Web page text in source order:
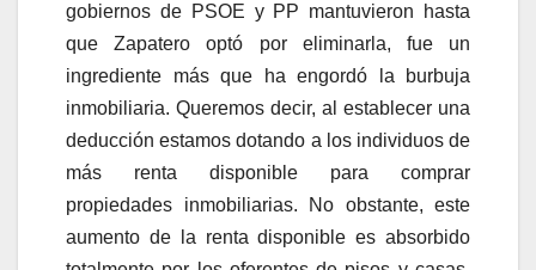
gobiernos de PSOE y PP mantuvieron hasta
que Zapatero optó por eliminarla, fue un
ingrediente más que ha engordó la burbuja
inmobiliaria. Queremos decir, al establecer una
deducción estamos dotando a los individuos de
más renta disponible para comprar
propiedades inmobiliarias. No obstante, este
aumento de la renta disponible es absorbido